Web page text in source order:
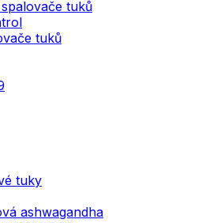
tuků
tuků
tuky
ashwagandha